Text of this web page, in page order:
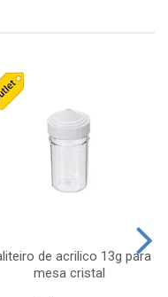
de acrilico 13g para
mesa cristal